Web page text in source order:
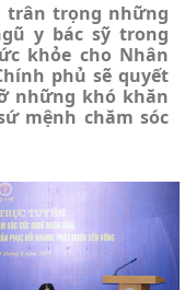
trân trọng những
y bác sỹ trong
khỏe cho Nhân
phủ sẽ quyết
những khó khăn
mệnh chăm sóc